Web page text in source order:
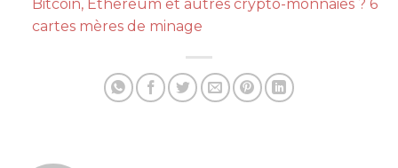
Bitcoin, Ethereum et autres crypto-monnaies ? 6
cartes mères de minage